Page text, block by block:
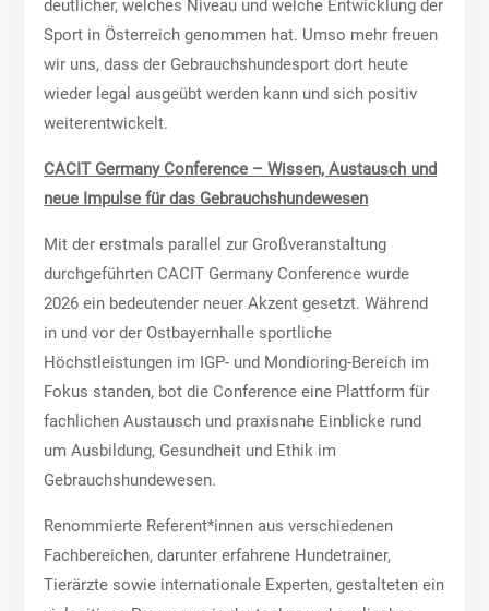
deutlicher, welches Niveau und welche Entwicklung der
Sport in Österreich genommen hat. Umso mehr freuen
wir uns, dass der Gebrauchshundesport dort heute
wieder legal ausgeübt werden kann und sich positiv
weiterentwickelt.
CACIT Germany Conference – Wissen, Austausch und
neue Impulse für das Gebrauchshundewesen
Mit der erstmals parallel zur Großveranstaltung
durchgeführten CACIT Germany Conference wurde
2026 ein bedeutender neuer Akzent gesetzt. Während
in und vor der Ostbayernhalle sportliche
Höchstleistungen im IGP- und Mondioring-Bereich im
Fokus standen, bot die Conference eine Plattform für
fachlichen Austausch und praxisnahe Einblicke rund
um Ausbildung, Gesundheit und Ethik im
Gebrauchshundewesen.
Renommierte Referent*innen aus verschiedenen
Fachbereichen, darunter erfahrene Hundetrainer,
Tierärzte sowie internationale Experten, gestalteten ein